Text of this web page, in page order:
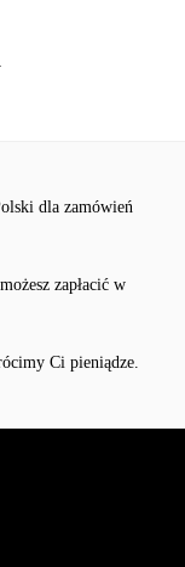
dla zamówień
zapłacić w
Ci pieniądze.